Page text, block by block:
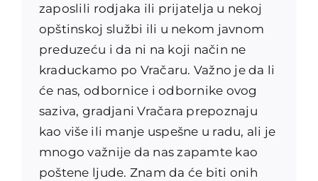
zaposlili rodjaka ili prijatelja u nekoj
opštinskoj službi ili u nekom javnom
preduzeću i da ni na koji način ne
kraduckamo po Vračaru. Važno je da li
će nas, odbornice i odbornike ovog
saziva, gradjani Vračara prepoznaju
kao više ili manje uspešne u radu, ali je
mnogo važnije da nas zapamte kao
poštene ljude. Znam da će biti onih